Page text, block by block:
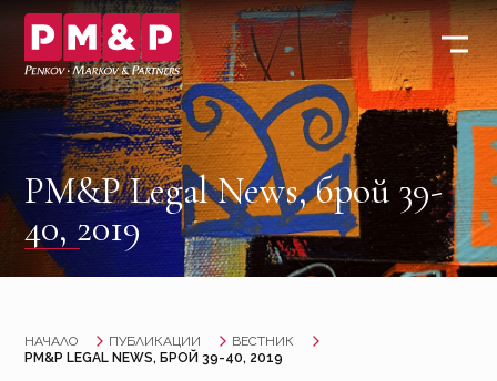
PM&P Legal News, брой 39-
40, 2019
НАЧАЛО ПУБЛИКАЦИИ
ВЕСТНИК
PM&P LEGAL NEWS, БРОЙ 39-40, 2019